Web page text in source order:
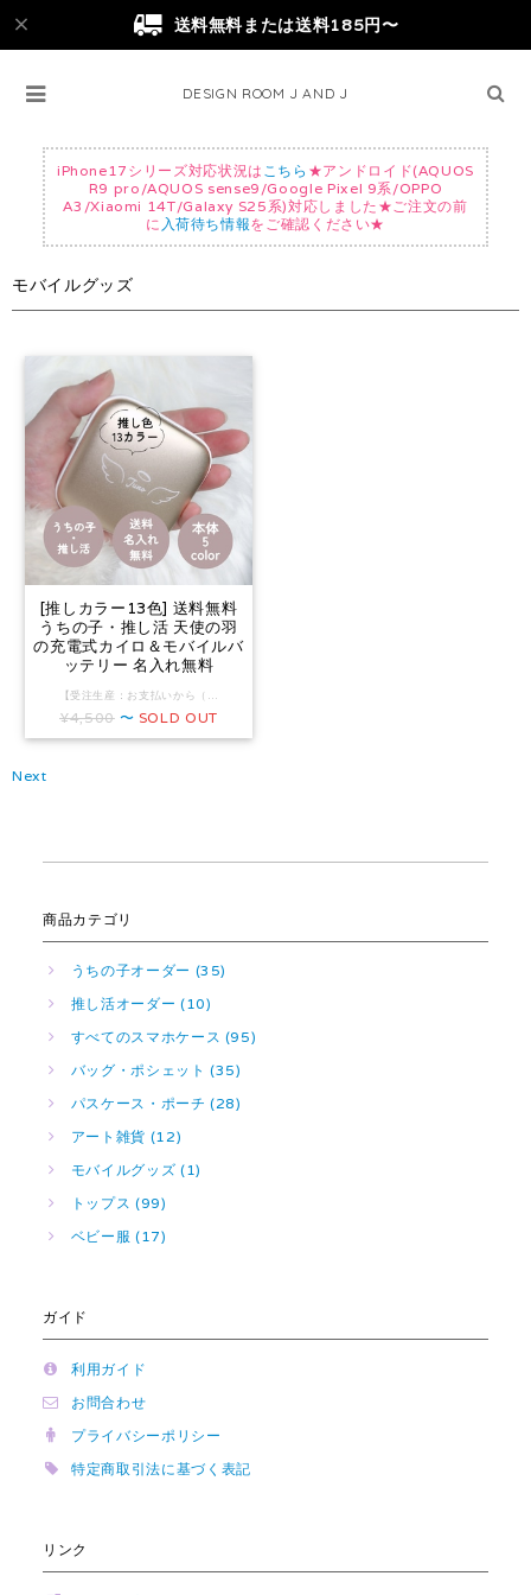
送料無料または送料185円〜
DESIGN ROOM J AND J
iPhone17シリーズ対応状況は こちら ★アンドロイド(AQUOS
R9 pro/AQUOS sense9/Google Pixel 9系/OPPO
A3/Xiaomi 14T/Galaxy S25系)対応しました★ご注文の前
に 入荷待ち情報をご確認ください★
モバイルグッズ
[推しカラー13色] 送料無料
うちの子・推し活 天使の羽
の充電式カイロ＆モバイルバ
ッテリー 名入れ無料
【受注生産：お支払いから（名入れ・写真加工等オーダー商品は仕上がり見本の確認後）10営業日以内に発送予定】 ※年末年始・ゴールデンウィーク・お盆期間や連休前後は、発送まで通常よりお時間をいただきます（目安+5営業日前後） ▼ご注文後、当店からのメールが届かないお客様へ https://www.design-store.net/blog/2023/02/11/151614 ▼入荷待ち情報 https://www.design-store.net/blog/2022/07/23/174113 天使の翼と天使の輪のイラストに、うちの子・愛犬・愛猫・ペット・推しの名前を入れて世界にひとつの充電式カイロ＆モバイルバッテリーに。 英字でネーム入れします。 ※名入れ文字入れ無料 推し活にもオススメ◎ 好きなアイドル、アーティスト、K-POP、漫画アニメの推しの名前を入れて推し活に◎ 本体カラーは5色から、天使の色と文字色は推しメンバーカラーに合わせて13色から選べます♪ 繰り返し使えてエコな充電式カイロは(電気カイロ)は寒い季節にピッタリ◎ さらにモバイルバッテリーとしても使えるので1年中使えてお得◎ 電源を入れたら約5秒で暖かくなる快適仕様に安全機能付きかつ簡単操作でお子様からお年寄りの方まで安心◎ コンパクトな軽量設計で持ち運びもらくらくのストラップホール付き◎ ▼ご利用手順 確認用画像をメールにてお送りいたしますのでご確認ください。 ▼利用可能な文字 ・アルファベット（大文字は頭文字のみ） ・数字 ・記号 ※すべて半角のみ ▼文字数 10文字以内推奨 ▼文字色 黒・白・ピンク・水色・ラベンダー・緑・赤・青・黄色・紫・オレンジ・黄緑・ゴールド ※文字数は少ない方がバランスが良いデザインとなります。文字数によってサイズを調整します。 ※入力いただいた文字でお作りしますので誤字脱字・大小文字にご注意ください。 ※修正は1回まで #セミオーダー #カスタムオーダー #誕生日プレゼント #母の日 #父の日 #敬老の日 #クリスマスギフト #バレンタインデー #ホワイトデー #レディース #メンズ #電気カイロ #充電器 #おそろい #おしゃれ #ネーム入れ #英字 #羽根 #秋 #冬 #春 #うちの子グッズ #うちの子オーダー ▼入荷待ち情報 https://www.design-store.net/blog/2022/07/23/174113 ▼仕様詳細・取扱説明書ダウンロード（最新版） https://www.design-store.net/blog/2022/12/30/230308 ※商品に紙の取扱説明書は同梱しておりません。 ▼仕様 ・繰り返し使えてエコな充電式カイロ ・コンパクトな軽量設計で持ち運びもらくらく ・電源を入れたら約5秒で暖かくなる快適仕様 ・安全設計かつ簡単操作でお子様からお年寄りの方まで安心 ・モバイルバッテリーとしても使用可能（デバイス充電中にもカイロとして使用可能） ・安全機能付き（過電流、過電圧、加熱、ショート防止等） ・ストラップホール付き ・Type-C USBケーブル付属 ・PSEマーク（電気用品安全法）認証済み ▼カラー ピンク、ゴールド、ブルー、シルバー、ブラック ▼サイズ 本体：約75×75×24mm USBケーブル：約30cm ▼重さ 140g ▼性能 低温(40〜45℃) 約8時間使用可能 中温(45〜50℃) 約6.5時間使用可能 高温(50〜55℃) 約4時間使用可能 ▼付属品 USBケーブル（Type-C） ▼操作方法 ※充電してからご使用ください ▽電源を入れる方法 電源ボタン長押しすると電源がONになり、赤色ランプが1つ点灯（低温） ▽温度調整方法 赤色ランプ点灯状態で電源ボタンを押すと３段階の温度調節が可能 ▽電源を切る方法 電源ボタン長押しすると電源がOFFになります ▼注意事項 ・詳細は「取扱説明書」をご覧の上お求めください。 ・低温やけどにご注意ください。 ・バッグなどに入れているうちにスイッチが入る場合がございますのでご注意ください。 ・発熱など、製品に異常を感じた場合は、ただちにご使用をおやめください。 ・お子様が本体や付属品を飲み込んだ場合は、ただちに医療機関で治療を受けてください。 ・漏れた電解液が肌についたり目に入った場合は、こすらずに水で洗ってから、ただちに医療機関で治療を受けてください。 ・長時間使用しなかった場合、再使用の前にUSB出入力口などから汚れを取り除いてください。 ・温度が使用環境によって異なる場合もございます。 ・１時間に１回程度肌の状態に異常がないか確認し、異常があった場合はすぐに使用を中止してください。 ・熱いと感じたらすぐに使用を中止してください。 ・就寝時は使用しないでください。 ・肌の弱い方、子どもや身体の不自由な方、意思表示のできない方の使用は控えてください。 ・下着など薄い衣類の上から使用する場合は特に注意してください。 ・コタツ、ストーブなどの暖房器具の近くでは使用しないでください。 ・改造や、本来の目的以外のご使用、強い衝撃などはお控えください。 ★ご注文の前に★ ※改良や廃盤により予告なく変更させていただく場合がございます。 ※タイミングによっては在庫切れ・入荷待ちの場合があります。 ※受注制作品のため、ご購入後のキャンセル・変更はお受けできません。ご注文内容にお間違いがないようご注意ください。 ※注意事項をご一読くださいますようお願いいたします。なお、ご購入いただいた時点で内容にご了承いただいたものとさせていただきます。 【購入の際の注意点】 ※お使いのPCやスマートフォンの画面により実際のアイテムと色味や見え方が異なる場合があります。 ※印刷機に設置する際、一点一点手作業で行うため、1mm〜3mmの印刷ズレが生じたり色ムラ等の個体差が出る場合があります。 ※デザインや柄の位置はサイズ・形状に合わせてバランス良く配置するため、サイズ感は多少異なります。 ※お届け時はインク特有の臭いが残っている場合がありますが、徐々に消えていきますのでご安心ください。気になる場合はしばらく風通しの良い場所に置いていただくと薄れていきます。 ※アルコールや薬品等の液体が付着、また、摩擦や熱等により色落ちや変色、変質する場合がありますのでご注意ください。 【配送について】 ※サイズ制限があるため簡易梱包となります。また、配送方法は追跡番号付きのお任せ配送となります（ネコポス、宅急便コンパクト、レターパックプラス、特定記録付き定形外郵便等） ※年末年始・ゴールデンウィーク・お盆期間等の長期連休中とその前後は、発送まで通常よりお時間をいただきます（目安+5営業日前後） ※発送までの日数は目安です。ご注文状況や制作状況により前後することがあります。 ※ご注文内容によって配送方法を変更してお届けする場合があります。 ※発送日ならびに配送業者のご指定は承っておりません。 ※他の作品と同時にご注文いただいた場合、発送までの日数がもっとも遅いものと同梱、または複数に分かれてのお届けとなります。お急ぎのものは個別にご注文ください。 ※お届け先のご住所・建物名・お部屋番号等に誤表記がありますと、不着またはお届けに大幅な遅延が生じる場合があります。 ※宛先誤表記や長期不在により作品が返送された場合、再発送にかかる送料と手数料はお客様のご負担となりますので、ご了承ください。 ※完全受注製作となっております。発送遅延が生じた場合や、お客さま都合によるご注文のキャンセル・返品・交換を承ることはできかねます。 ※万が一、初期不良があった場合は、作品到着後3日以内にご連絡ください。
¥4,500 〜 SOLD OUT
Next
商品カテゴリ
うちの子オーダー (35)
推し活オーダー (10)
すべてのスマホケース (95)
バッグ・ポシェット (35)
パスケース・ポーチ (28)
アート雑貨 (12)
モバイルグッズ (1)
トップス (99)
ベビー服 (17)
ガイド
利用ガイド
お問合わせ
プライバシーポリシー
特定商取引法に基づく表記
リンク